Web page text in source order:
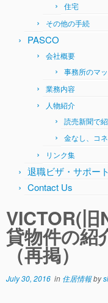
住宅
その他の手続
PASCO
会社概要
事務所のマ
業務内容
人物紹介
読売新聞で
金なし、コネ
リンク集
退職ビザ・サポート
Contact Us
VICTOR(
貸物件の紹
（再掲）
July 30, 2016 in 住居情報by